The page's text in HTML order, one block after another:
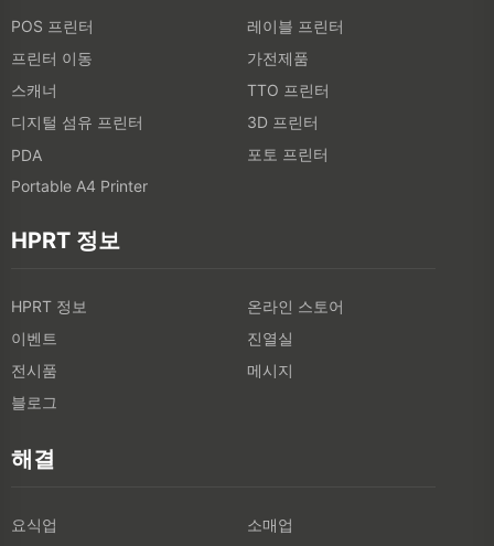
POS 프린터
레이블 프린터
프린터 이동
가전제품
스캐너
TTO 프린터
디지털 섬유 프린터
3D 프린터
PDA
포토 프린터
Portable A4 Printer
HPRT 정보
HPRT 정보
온라인 스토어
이벤트
진열실
전시품
메시지
블로그
해결
요식업
소매업